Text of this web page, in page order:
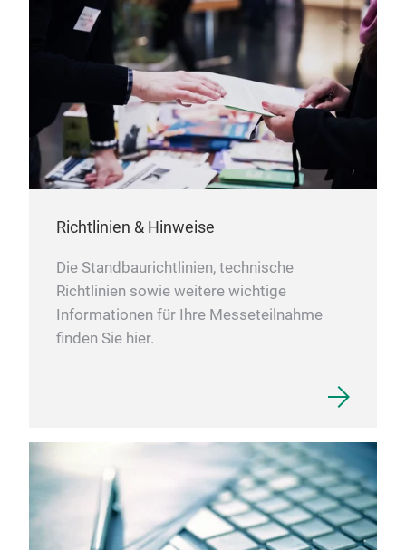
Richtlinien & Hinweise
Die Standbaurichtlinien, technische
Richtlinien sowie weitere wichtige
Informationen für Ihre Messeteilnahme
finden Sie hier.